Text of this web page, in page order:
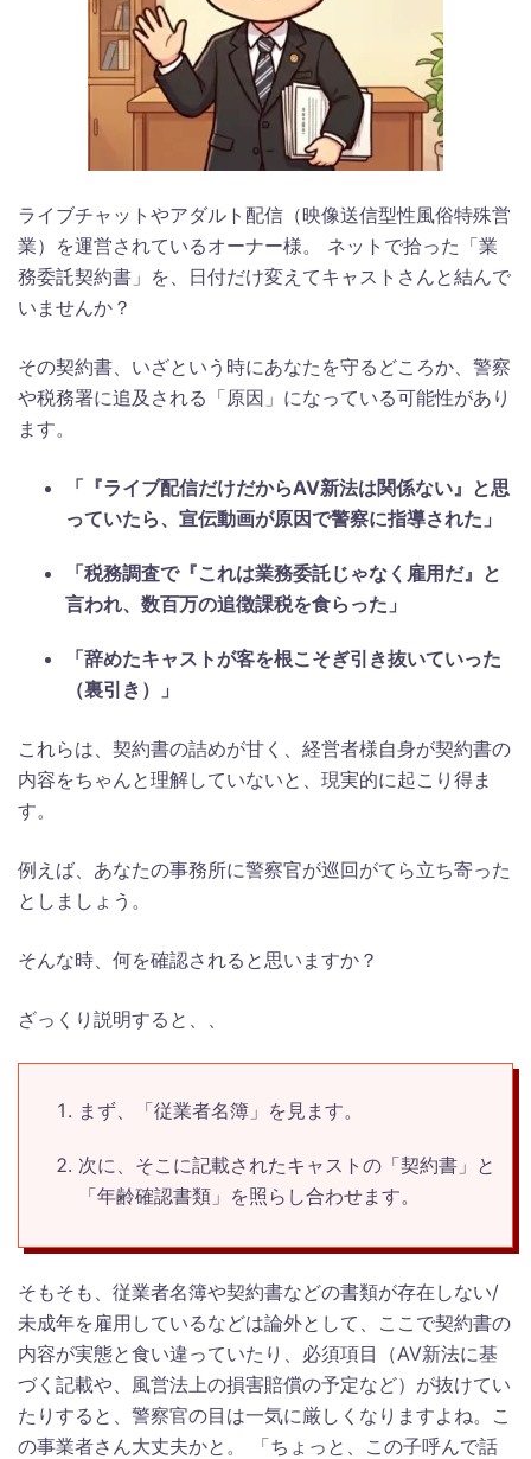
ライブチャットやアダルト配信（映像送信型性風俗特殊営
業）を運営されているオーナー様。 ネットで拾った「業
務委託契約書」を、日付だけ変えてキャストさんと結んで
いませんか？
その契約書、いざという時にあなたを守るどころか、警察
や税務署に追及される「原因」になっている可能性があり
ます。
「『ライブ配信だけだからAV新法は関係ない』と思
っていたら、宣伝動画が原因で警察に指導された」
「税務調査で『これは業務委託じゃなく雇用だ』と
言われ、数百万の追徴課税を食らった」
「辞めたキャストが客を根こそぎ引き抜いていった
（裏引き）」
これらは、契約書の詰めが甘く、経営者様自身が契約書の
内容をちゃんと理解していないと、現実的に起こり得ま
す。
例えば、あなたの事務所に警察官が巡回がてら立ち寄った
としましょう。
そんな時、何を確認されると思いますか？
ざっくり説明すると、、
まず、「従業者名簿」を見ます。
次に、そこに記載されたキャストの「契約書」と
「年齢確認書類」を照らし合わせます。
そもそも、従業者名簿や契約書などの書類が存在しない/
未成年を雇用しているなどは論外として、ここで契約書の
内容が実態と食い違っていたり、必須項目（AV新法に基
づく記載や、風営法上の損害賠償の予定など）が抜けてい
たりすると、警察官の目は一気に厳しくなりますよね。こ
の事業者さん大丈夫かと。 「ちょっと、この子呼んで話